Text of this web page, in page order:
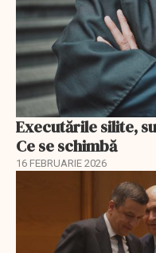
Executările silite,
Ce se schimbă
16 FEBRUARIE 2026